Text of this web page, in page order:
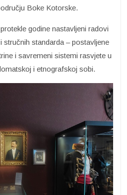
Boke Kotorske.
godine nastavljeni radovi
stručnih standarda – postavljene
i savremeni sistemi rasvjete u
i etnografskoj sobi.